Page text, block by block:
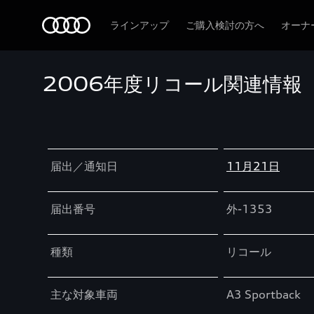
ラインアップ ご購入検討の方へ オーナ
2006年度リコール関連情報
届出／通知日 11月21日
届出番号 外-1353
種類 リコール
主な対象車両 A3 Sportback